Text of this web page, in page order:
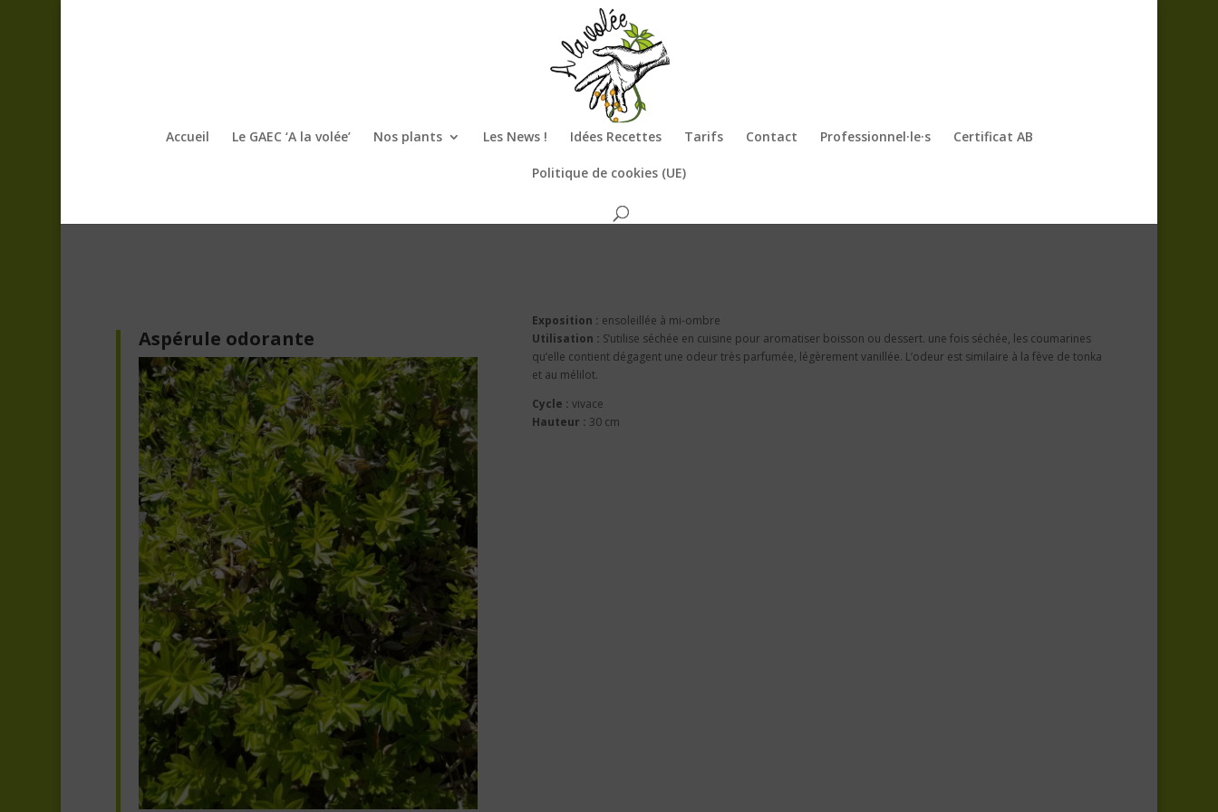
Accueil Le GAEC ‘A la volée’ Nos plants Les News ! Idées Recettes Tarifs Contact Professionnel·le·s Certificat AB
Politique de cookies (UE)
Aspérule odorante
Exposition : ensoleillée à mi-ombre
Utilisation : S’utilise séchée en cuisine pour aromatiser boisson ou dessert. une fois séchée, les coumarines
qu’elle contient dégagent une odeur très parfumée, légèrement vanillée. L’odeur est similaire à la fève de tonka
et au mélilot.
Cycle : vivace
Hauteur : 30 cm